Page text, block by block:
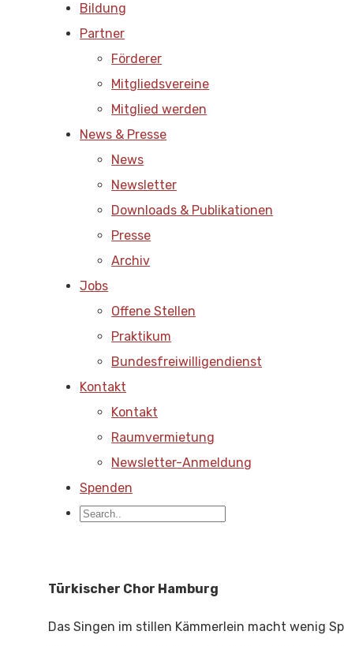
Bildung
Partner
Förderer
Mitgliedsvereine
Mitglied werden
News & Presse
News
Newsletter
Downloads & Publikationen
Presse
Archiv
Jobs
Offene Stellen
Praktikum
Bundesfreiwilligendienst
Kontakt
Kontakt
Raumvermietung
Newsletter-Anmeldung
Spenden
Türkischer Chor Hamburg
Das Singen im stillen Kämmerlein macht wenig